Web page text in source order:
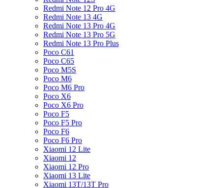
Redmi Note 12 Pro 4G
Redmi Note 13 4G
Redmi Note 13 Pro 4G
Redmi Note 13 Pro 5G
Redmi Note 13 Pro Plus
Poco C61
Poco C65
Poco M5S
Poco M6
Poco M6 Pro
Poco X6
Poco X6 Pro
Poco F5
Poco F5 Pro
Poco F6
Poco F6 Pro
Xiaomi 12 Lite
Xiaomi 12
Xiaomi 12 Pro
Xiaomi 13 Lite
Xiaomi 13T/13T Pro